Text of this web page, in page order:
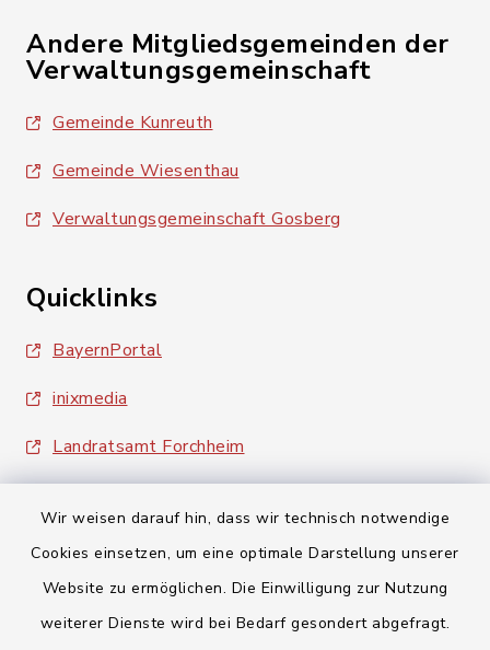
Wir weisen darauf hin, dass wir technisch notwendige
Cookies einsetzen, um eine optimale Darstellung unserer
Website zu ermöglichen. Die Einwilligung zur Nutzung
weiterer Dienste wird bei Bedarf gesondert abgefragt.
Andere Mitgliedsgemeinden der
Verwaltungsgemeinschaft
Gemeinde Kunreuth
Gemeinde Wiesenthau
Verwaltungsgemeinschaft Gosberg
Quicklinks
BayernPortal
inixmedia
Landratsamt Forchheim